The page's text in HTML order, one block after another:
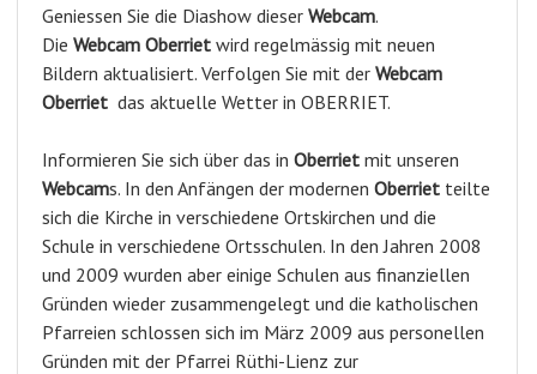
Geniessen Sie die Diashow dieser Webcam.
Die Webcam Oberriet wird regelmässig mit neuen
Bildern aktualisiert. Verfolgen Sie mit der Webcam
Oberriet das aktuelle Wetter in OBERRIET.
Informieren Sie sich über das in Oberriet mit unseren
Webcams. In den Anfängen der modernen Oberriet teilte
sich die Kirche in verschiedene Ortskirchen und die
Schule in verschiedene Ortsschulen. In den Jahren 2008
und 2009 wurden aber einige Schulen aus finanziellen
Gründen wieder zusammengelegt und die katholischen
Pfarreien schlossen sich im März 2009 aus personellen
Gründen mit der Pfarrei Rüthi-Lienz zur